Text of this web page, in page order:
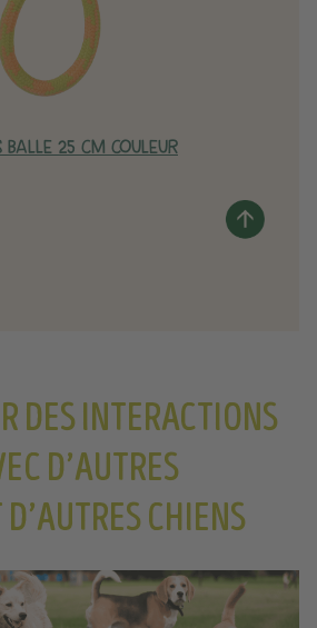
BALLE 25 CM COULEUR
DES INTERACTIONS
D’AUTRES
CHIENS